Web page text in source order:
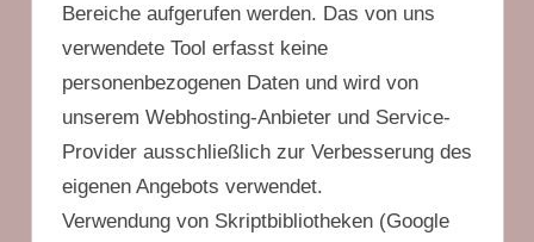
Bereiche aufgerufen werden. Das von uns
verwendete Tool erfasst keine
personenbezogenen Daten und wird von
unserem Webhosting-Anbieter und Service-
Provider ausschließlich zur Verbesserung des
eigenen Angebots verwendet.
Verwendung von Skriptbibliotheken (Google